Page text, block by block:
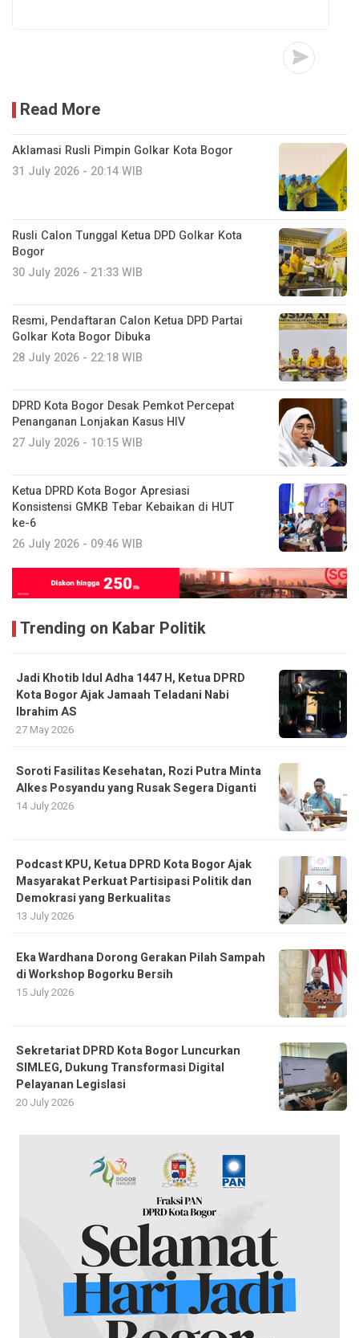
Read More
Aklamasi Rusli Pimpin Golkar Kota Bogor
31 July 2026 - 20:14 WIB
Rusli Calon Tunggal Ketua DPD Golkar Kota
Bogor
30 July 2026 - 21:33 WIB
Resmi, Pendaftaran Calon Ketua DPD Partai
Golkar Kota Bogor Dibuka
28 July 2026 - 22:18 WIB
DPRD Kota Bogor Desak Pemkot Percepat
Penanganan Lonjakan Kasus HIV
27 July 2026 - 10:15 WIB
Ketua DPRD Kota Bogor Apresiasi
Konsistensi GMKB Tebar Kebaikan di HUT
ke-6
26 July 2026 - 09:46 WIB
Trending on Kabar Politik
Jadi Khotib Idul Adha 1447 H, Ketua DPRD
Kota Bogor Ajak Jamaah Teladani Nabi
Ibrahim AS
27 May 2026
Soroti Fasilitas Kesehatan, Rozi Putra Minta
Alkes Posyandu yang Rusak Segera Diganti
14 July 2026
Podcast KPU, Ketua DPRD Kota Bogor Ajak
Masyarakat Perkuat Partisipasi Politik dan
Demokrasi yang Berkualitas
13 July 2026
Eka Wardhana Dorong Gerakan Pilah Sampah
di Workshop Bogorku Bersih
15 July 2026
Sekretariat DPRD Kota Bogor Luncurkan
SIMLEG, Dukung Transformasi Digital
Pelayanan Legislasi
20 July 2026